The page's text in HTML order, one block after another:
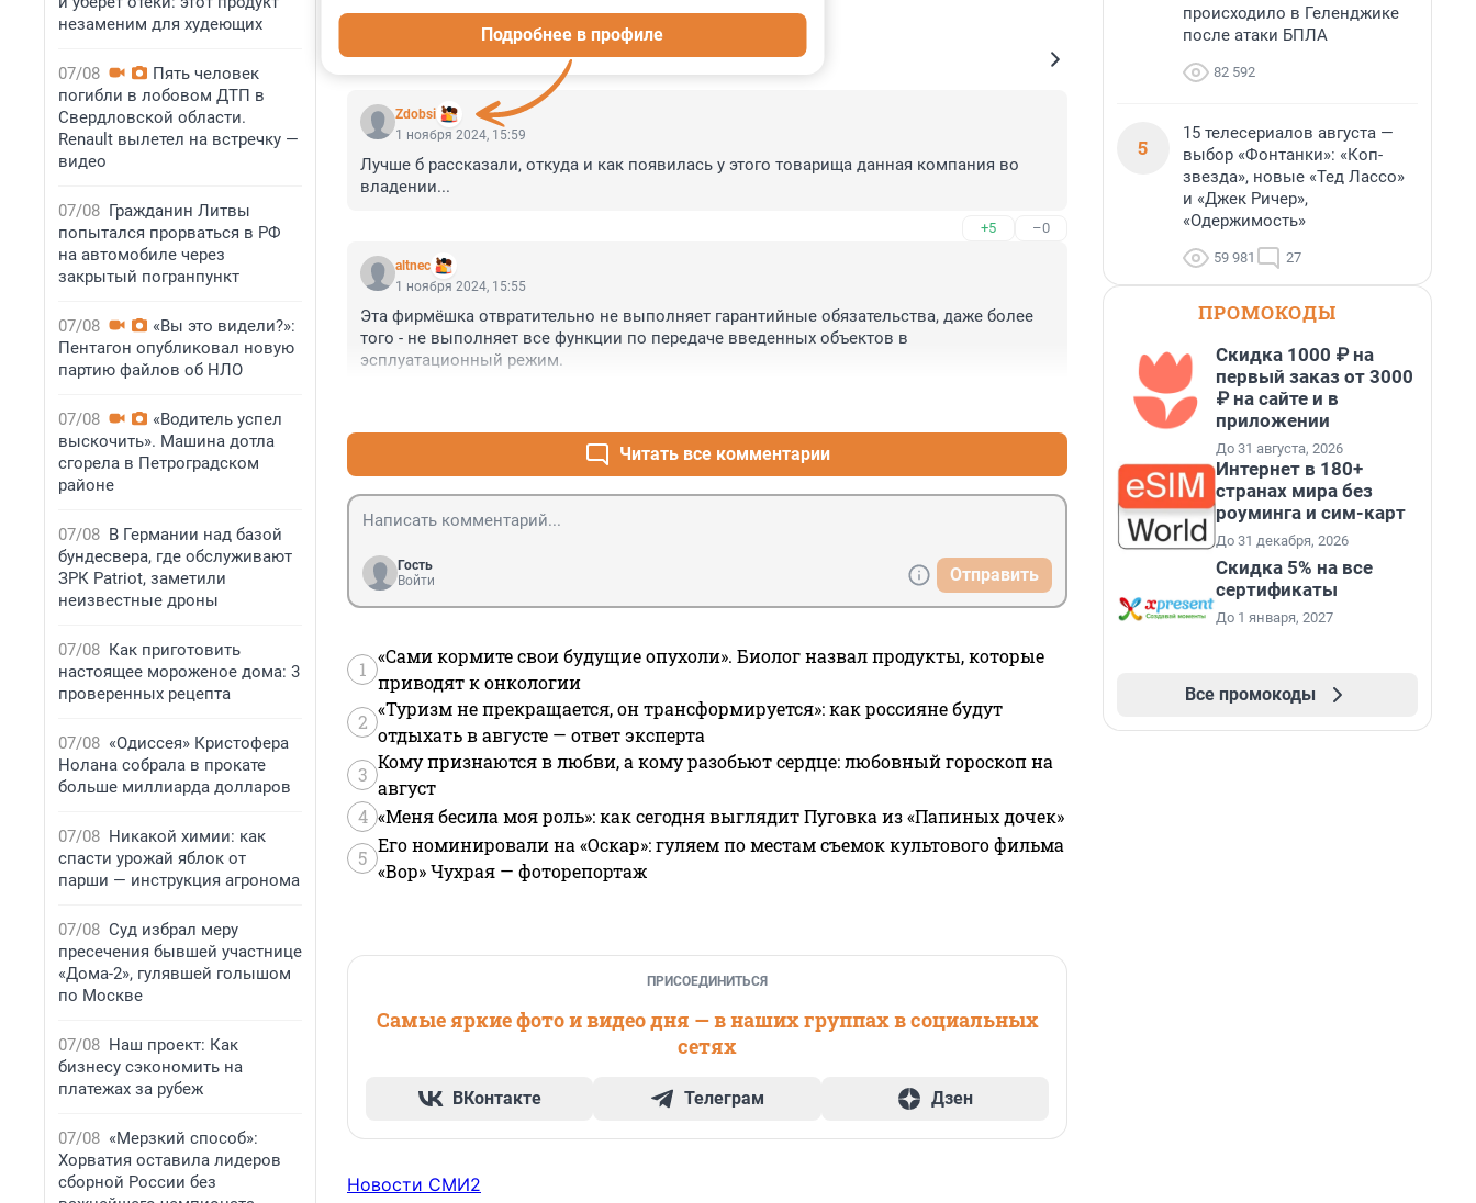
незаменим для худеющих
07/08
Пять человек
погибли в лобовом ДТП в
Свердловской области.
Renault вылетел на встречку —
видео
07/08 Гражданин Литвы
попытался прорваться в РФ
на автомобиле через
закрытый погранпункт
07/08
«Вы это видели?»:
Пентагон опубликовал новую
партию файлов об НЛО
07/08
«Водитель успел
выскочить». Машина дотла
сгорела в Петроградском
районе
07/08 В Германии над базой
бундесвера, где обслуживают
ЗРК Patriot, заметили
неизвестные дроны
07/08 Как приготовить
настоящее мороженое дома: 3
проверенных рецепта
07/08 «Одиссея» Кристофера
Нолана собрала в прокате
больше миллиарда долларов
07/08 Никакой химии: как
спасти урожай яблок от
парши — инструкция агронома
07/08 Суд избрал меру
пресечения бывшей участнице
«Дома-2», гулявшей голышом
по Москве
07/08 Наш проект: Как
бизнесу сэкономить на
платежах за рубеж
07/08 «Мерзкий способ»:
Хорватия оставила лидеров
сборной России без
КОММЕНТАРИИ 5
Zdobsi
Подробнее в профиле
1 ноября 2024, 15:59
Лучше б рассказали, откуда и как появилась у этого товарища данная компания во
владении...
+5 –0
altnec
1 ноября 2024, 15:55
Эта фирмёшка отвратительно не выполняет гарантийные обязательства, даже более
того - не выполняет все функции по передаче введенных объектов в
эсплуатационный режим.
Читать все комментарии
Гость
Войти
Отправить
1
«Сами кормите свои будущие опухоли». Биолог назвал продукты, которые
приводят к онкологии
2
«Туризм не прекращается, он трансформируется»: как россияне будут
отдыхать в августе — ответ эксперта
3
Кому признаются в любви, а кому разобьют сердце: любовный гороскоп на
август
4 «Меня бесила моя роль»: как сегодня выглядит Пуговка из «Папиных дочек»
5
Его номинировали на «Оскар»: гуляем по местам съемок культового фильма
«Вор» Чухрая — фоторепортаж
ПРИСОЕДИНИТЬСЯ
Самые яркие фото и видео дня — в наших группах в социальных
сетях
ВКонтакте Телеграм Дзен
Новости СМИ2
происходило в Геленджике
после атаки БПЛА
82 592
5
15 телесериалов августа —
выбор «Фонтанки»: «Коп-
звезда», новые «Тед Лассо»
и «Джек Ричер»,
«Одержимость»
59 981 27
ПРОМОКОДЫ
Скидка 1000 ₽ на
первый заказ от 3000
₽ на сайте и в
приложении
До 31 августа, 2026
Интернет в 180+
странах мира без
роуминга и сим-карт
До 31 декабря, 2026
Скидка 5% на все
сертификаты
До 1 января, 2027
Все промокоды